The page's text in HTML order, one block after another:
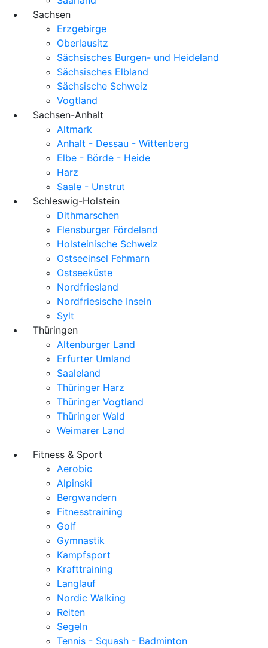
Sachsen
Erzgebirge
Oberlausitz
Sächsisches Burgen- und Heideland
Sächsisches Elbland
Sächsische Schweiz
Vogtland
Sachsen-Anhalt
Altmark
Anhalt - Dessau - Wittenberg
Elbe - Börde - Heide
Harz
Saale - Unstrut
Schleswig-Holstein
Dithmarschen
Flensburger Fördeland
Holsteinische Schweiz
Ostseeinsel Fehmarn
Ostseeküste
Nordfriesland
Nordfriesische Inseln
Sylt
Thüringen
Altenburger Land
Erfurter Umland
Saaleland
Thüringer Harz
Thüringer Vogtland
Thüringer Wald
Weimarer Land
Fitness & Sport
Aerobic
Alpinski
Bergwandern
Fitnesstraining
Golf
Gymnastik
Kampfsport
Krafttraining
Langlauf
Nordic Walking
Reiten
Segeln
Tennis - Squash - Badminton